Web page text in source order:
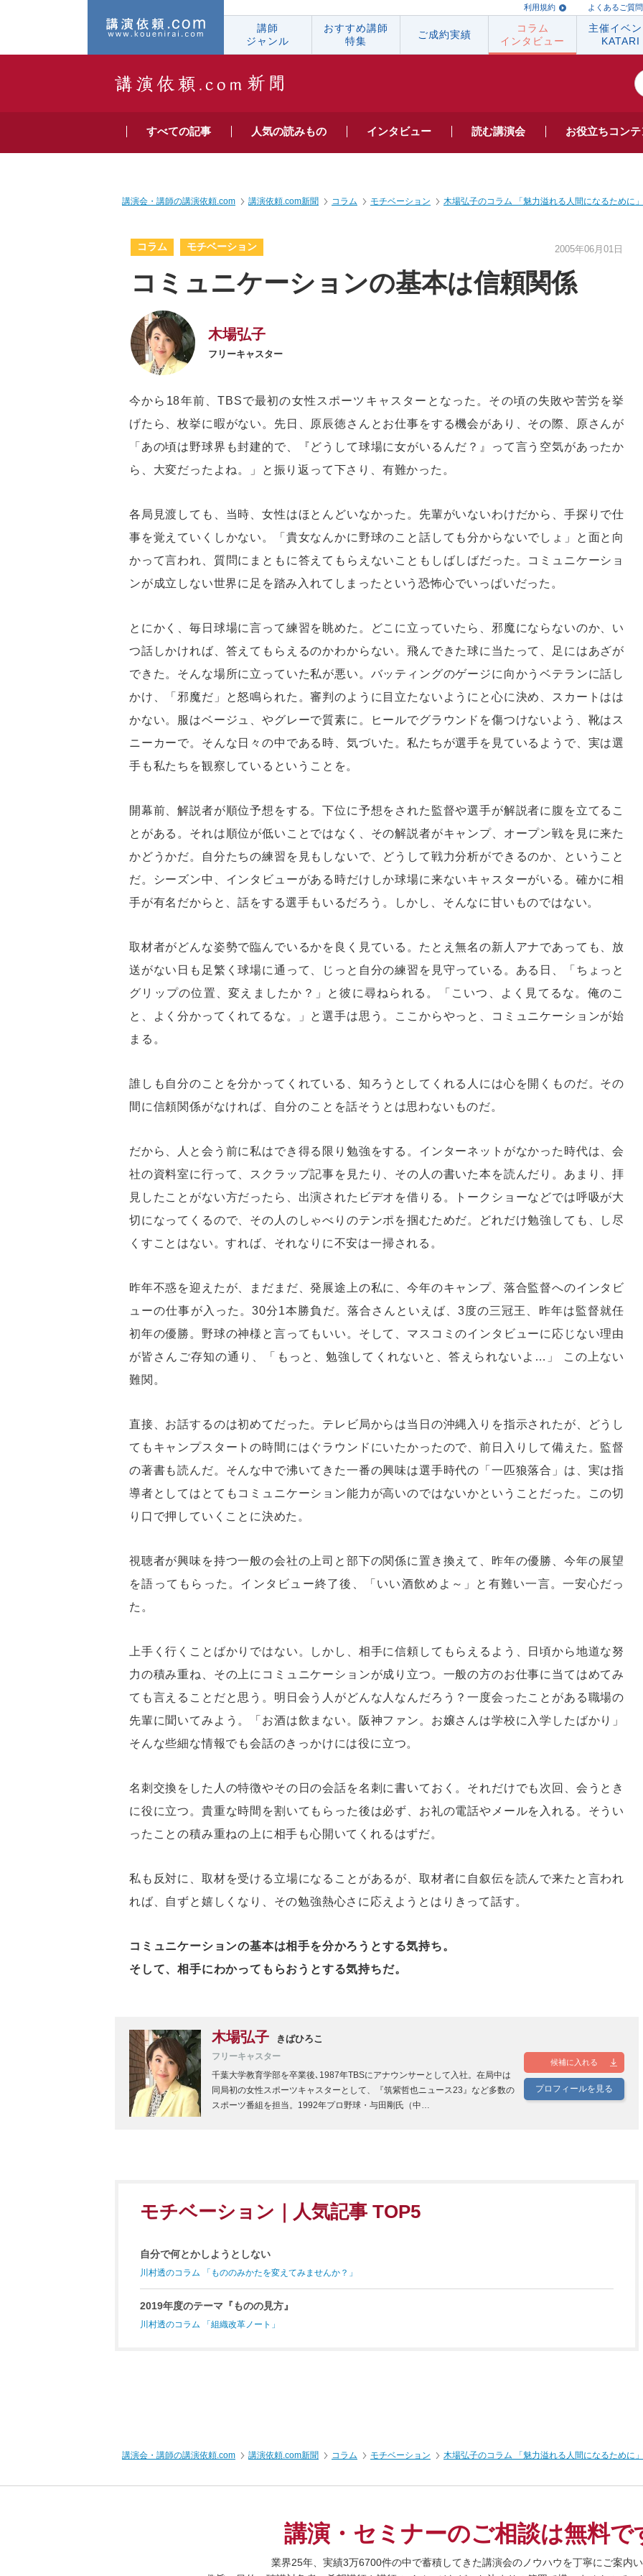
利用規約 よくあるご質問
講師
ジャンル
おすすめ講師
特集
ご成約実績
コラム
インタビュー
主催イベ
KATARI
すべての記事 人気の読みもの インタビュー 読む講演会 お役立ちコン
講演会・講師の講演依頼.com 講演依頼.com新聞 コラム モチベーション 木場弘子のコラム 「魅力溢れる人間になるために」
コラム モチベーション 2005年06月01日
コミュニケーションの基本は信頼関係
木場弘子
フリーキャスター
今から18年前、TBSで最初の女性スポーツキャスターとなった。その頃の失敗や苦労を挙
げたら、枚挙に暇がない。先日、原辰徳さんとお仕事をする機会があり、その際、原さんが
「あの頃は野球界も封建的で、『どうして球場に女がいるんだ？』って言う空気があったか
ら、大変だったよね。」と振り返って下さり、有難かった。
各局見渡しても、当時、女性はほとんどいなかった。先輩がいないわけだから、手探りで仕
事を覚えていくしかない。「貴女なんかに野球のこと話しても分からないでしょ」と面と向
かって言われ、質問にまともに答えてもらえないこともしばしばだった。コミュニケーショ
ンが成立しない世界に足を踏み入れてしまったという恐怖心でいっぱいだった。
とにかく、毎日球場に言って練習を眺めた。どこに立っていたら、邪魔にならないのか、い
つ話しかければ、答えてもらえるのかわからない。飛んできた球に当たって、足にはあざが
できた。そんな場所に立っていた私が悪い。バッティングのゲージに向かうベテランに話し
かけ、「邪魔だ」と怒鳴られた。審判のように目立たないようにと心に決め、スカートはは
かない。服はベージュ、やグレーで質素に。ヒールでグラウンドを傷つけないよう、靴はス
ニーカーで。そんな日々の中である時、気づいた。私たちが選手を見ているようで、実は選
手も私たちを観察しているということを。
開幕前、解説者が順位予想をする。下位に予想をされた監督や選手が解説者に腹を立てるこ
とがある。それは順位が低いことではなく、その解説者がキャンプ、オープン戦を見に来た
かどうかだ。自分たちの練習を見もしないで、どうして戦力分析ができるのか、ということ
だ。シーズン中、インタビューがある時だけしか球場に来ないキャスターがいる。確かに相
手が有名だからと、話をする選手もいるだろう。しかし、そんなに甘いものではない。
取材者がどんな姿勢で臨んでいるかを良く見ている。たとえ無名の新人アナであっても、放
送がない日も足繁く球場に通って、じっと自分の練習を見守っている。ある日、「ちょっと
グリップの位置、変えましたか？」と彼に尋ねられる。「こいつ、よく見てるな。俺のこ
と、よく分かってくれてるな。」と選手は思う。ここからやっと、コミュニケーションが始
まる。
誰しも自分のことを分かってくれている、知ろうとしてくれる人には心を開くものだ。その
間に信頼関係がなければ、自分のことを話そうとは思わないものだ。
だから、人と会う前に私はでき得る限り勉強をする。インターネットがなかった時代は、会
社の資料室に行って、スクラップ記事を見たり、その人の書いた本を読んだり。あまり、拝
見したことがない方だったら、出演されたビデオを借りる。トークショーなどでは呼吸が大
切になってくるので、その人のしゃべりのテンポを掴むためだ。どれだけ勉強しても、し尽
くすことはない。すれば、それなりに不安は一掃される。
昨年不惑を迎えたが、まだまだ、発展途上の私に、今年のキャンプ、落合監督へのインタビ
ューの仕事が入った。30分1本勝負だ。落合さんといえば、3度の三冠王、昨年は監督就任
初年の優勝。野球の神様と言ってもいい。そして、マスコミのインタビューに応じない理由
が皆さんご存知の通り、「もっと、勉強してくれないと、答えられないよ…」 この上ない
難関。
直接、お話するのは初めてだった。テレビ局からは当日の沖縄入りを指示されたが、どうし
てもキャンプスタートの時間にはぐラウンドにいたかったので、前日入りして備えた。監督
の著書も読んだ。そんな中で沸いてきた一番の興味は選手時代の「一匹狼落合」は、実は指
導者としてはとてもコミュニケーション能力が高いのではないかということだった。この切
り口で押していくことに決めた。
視聴者が興味を持つ一般の会社の上司と部下の関係に置き換えて、昨年の優勝、今年の展望
を語ってもらった。インタビュー終了後、「いい酒飲めよ～」と有難い一言。一安心だっ
た。
上手く行くことばかりではない。しかし、相手に信頼してもらえるよう、日頃から地道な努
力の積み重ね、その上にコミュニケーションが成り立つ。一般の方のお仕事に当てはめてみ
ても言えることだと思う。明日会う人がどんな人なんだろう？一度会ったことがある職場の
先輩に聞いてみよう。「お酒は飲まない。阪神ファン。お嬢さんは学校に入学したばかり」
そんな些細な情報でも会話のきっかけには役に立つ。
名刺交換をした人の特徴やその日の会話を名刺に書いておく。それだけでも次回、会うとき
に役に立つ。貴重な時間を割いてもらった後は必ず、お礼の電話やメールを入れる。そうい
ったことの積み重ねの上に相手も心開いてくれるはずだ。
私も反対に、取材を受ける立場になることがあるが、取材者に自叙伝を読んで来たと言われ
れば、自ずと嬉しくなり、その勉強熱心さに応えようとはりきって話す。
コミュニケーションの基本は相手を分かろうとする気持ち。
そして、相手にわかってもらおうとする気持ちだ。
木場弘子 きばひろこ
フリーキャスター
千葉大学教育学部を卒業後､1987年TBSにアナウンサーとして入社。在局中は
同局初の女性スポーツキャスターとして、『筑紫哲也ニュース23』など多数の
スポーツ番組を担当。1992年プロ野球・与田剛氏（中…
候補に入れる
プロフィールを見る
モチベーション｜人気記事 TOP5
自分で何とかしようとしない
川村透のコラム 「もののみかたを変えてみませんか？」
2019年度のテーマ『ものの見方』
川村透のコラム 「組織改革ノート」
講演会・講師の講演依頼.com 講演依頼.com新聞 コラム モチベーション 木場弘子のコラム 「魅力溢れる人間になるために」
講演・セミナーのご相談は無料で
業界25年、実績3万6700件の中で蓄積してきた講演会のノウハウを丁寧にご案内